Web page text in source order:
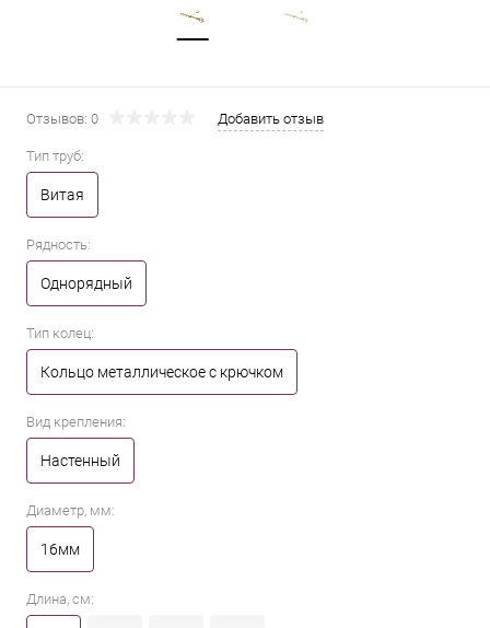
Отзывов: 0 Добавить отзыв
Тип труб:
Витая
Рядность:
Однорядный
Тип колец:
Кольцо металлическое с крючком
Вид крепления:
Настенный
Диаметр, мм:
16мм
Длина, см: